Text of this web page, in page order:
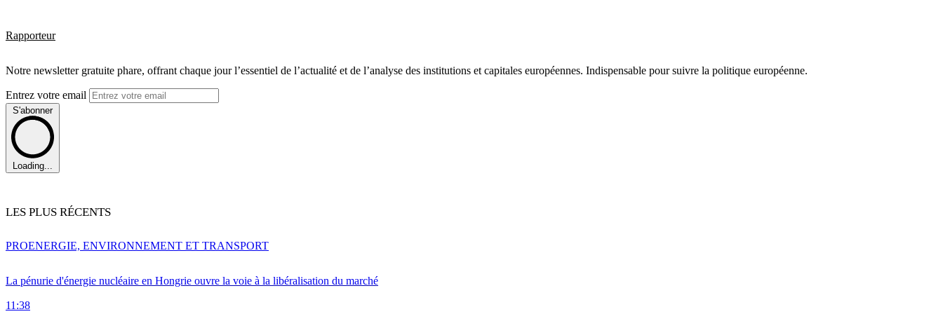
Rapporteur
Notre newsletter gratuite phare, offrant chaque jour l’essentiel de l’actualité et de l’analyse des institutions et capitales européennes. Indispensable pour suivre la politique européenne.
Entrez votre email
S'abonner
Loading...
LES PLUS RÉCENTS
La pénurie d'énergie nucléaire en Hongrie ouvre la voie à la libéralisation du marché
11:38
PROENERGIE, ENVIRONNEMENT ET TRANSPORT